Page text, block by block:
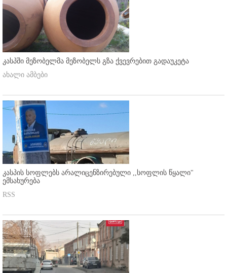
კასპში მეზობელმა მეზობელს გზა ქვევრებით გადაუკეტა
ახალი ამბები
კასპის სოფლებს არალიცენზირებული ,,სოფლის წყალი"
ემსახურება
RSS